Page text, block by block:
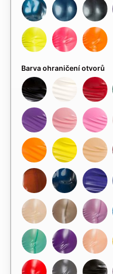
Barva ohraničení otvorů